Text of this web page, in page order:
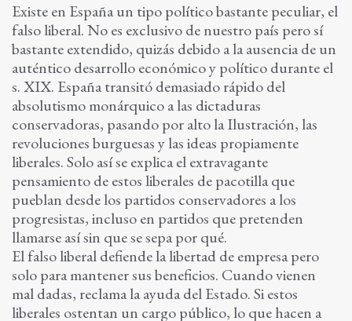
Existe en España un tipo político bastante peculiar, el
falso liberal. No es exclusivo de nuestro país pero sí
bastante extendido, quizás debido a la ausencia de un
auténtico desarrollo económico y político durante el
s. XIX. España transitó demasiado rápido del
absolutismo monárquico a las dictaduras
conservadoras, pasando por alto la Ilustración, las
revoluciones burguesas y las ideas propiamente
liberales. Solo así se explica el extravagante
pensamiento de estos liberales de pacotilla que
pueblan desde los partidos conservadores a los
progresistas, incluso en partidos que pretenden
llamarse así sin que se sepa por qué.
El falso liberal defiende la libertad de empresa pero
solo para mantener sus beneficios. Cuando vienen
mal dadas, reclama la ayuda del Estado. Si estos
liberales ostentan un cargo público, lo que hacen a